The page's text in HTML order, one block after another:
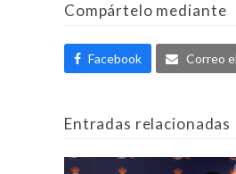
Compártelo mediante
Facebook Correo
Entradas relacionadas